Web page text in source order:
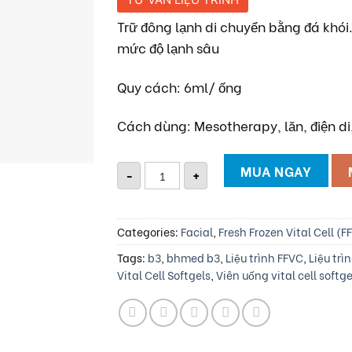
Trữ đông lạnh di chuyển bằng đá
mức độ lạnh sâu
Quy cách: 6ml/ ống
Cách dùng: Mesotherapy, lăn, điện
- Tế Bào Gốc Đông Lạnh B3
+ MUA NGAY
Categories: Facial Fresh Frozen Vital Cell
Tags: b3 bhmed b3 Liệu trình FFVC Liệu
Vital Cell Softgels Viên uống vital cell